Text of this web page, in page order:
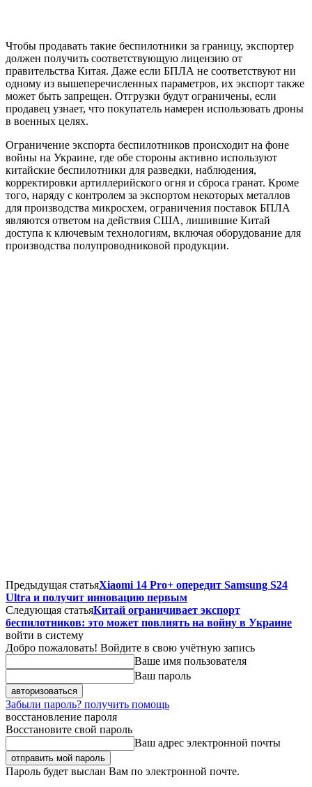
Чтобы продавать такие беспилотники за границу, экспортер
должен получить соответствующую лицензию от
правительства Китая. Даже если БПЛА не соответствуют ни
одному из вышеперечисленных параметров, их экспорт также
может быть запрещен. Отгрузки будут ограничены, если
продавец узнает, что покупатель намерен использовать дроны
в военных целях.
Ограничение экспорта беспилотников происходит на фоне
войны на Украине, где обе стороны активно используют
китайские беспилотники для разведки, наблюдения,
корректировки артиллерийского огня и сброса гранат. Кроме
того, наряду с контролем за экспортом некоторых металлов
для производства микросхем, ограничения поставок БПЛА
являются ответом на действия США, лишившие Китай
доступа к ключевым технологиям, включая оборудование для
производства полупроводниковой продукции.
Предыдущая статьяXiaomi 14 Pro+ опередит Samsung S24
Ultra и получит инновацию первым
Следующая статьяКитай ограничивает экспорт
беспилотников: это может повлиять на войну в Украине
войти в систему
Добро пожаловать! Войдите в свою учётную запись
Ваше имя пользователя
Ваш пароль
Забыли пароль? получить помощь
восстановление пароля
Восстановите свой пароль
Ваш адрес электронной почты
Пароль будет выслан Вам по электронной почте.